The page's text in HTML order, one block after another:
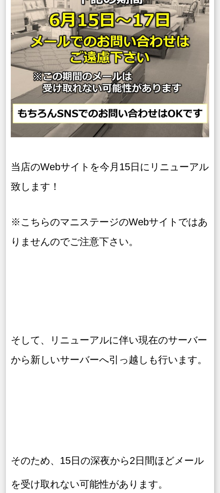
当店のWebサイトを今月15日にリニューアル
致します！
※こちらのマニステージのWebサイトではあ
りませんのでご注意下さい。
そして、リニューアルに伴い現在のサーバー
から新しいサーバーへ引っ越しも行います。
そのため、15日の深夜から2日間ほどメール
を受け取れない可能性があります。